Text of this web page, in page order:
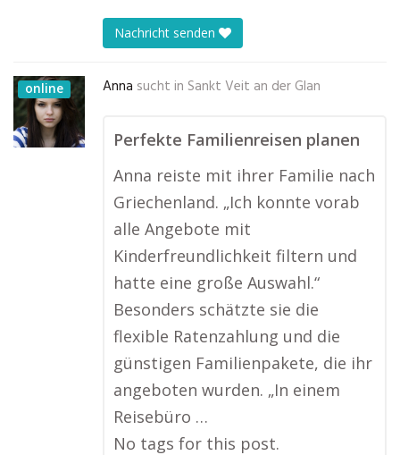
Nachricht senden
online Anna sucht in Sankt Veit an der Glan
Perfekte Familienreisen planen
Anna reiste mit ihrer Familie nach
Griechenland. „Ich konnte vorab
alle Angebote mit
Kinderfreundlichkeit filtern und
hatte eine große Auswahl.“
Besonders schätzte sie die
flexible Ratenzahlung und die
günstigen Familienpakete, die ihr
angeboten wurden. „In einem
Reisebüro …
No tags for this post.